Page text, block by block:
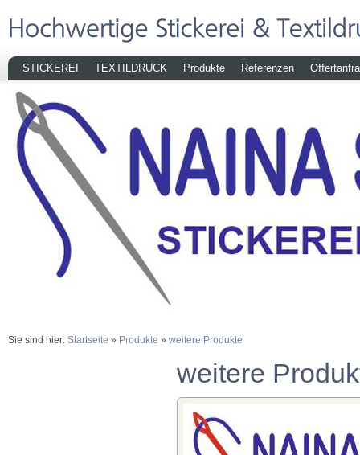
STICKEREI TEXTILDRUCK Produkte Referenzen
Sie sind hier: Startseite » Produkte » weitere Produkte
weitere